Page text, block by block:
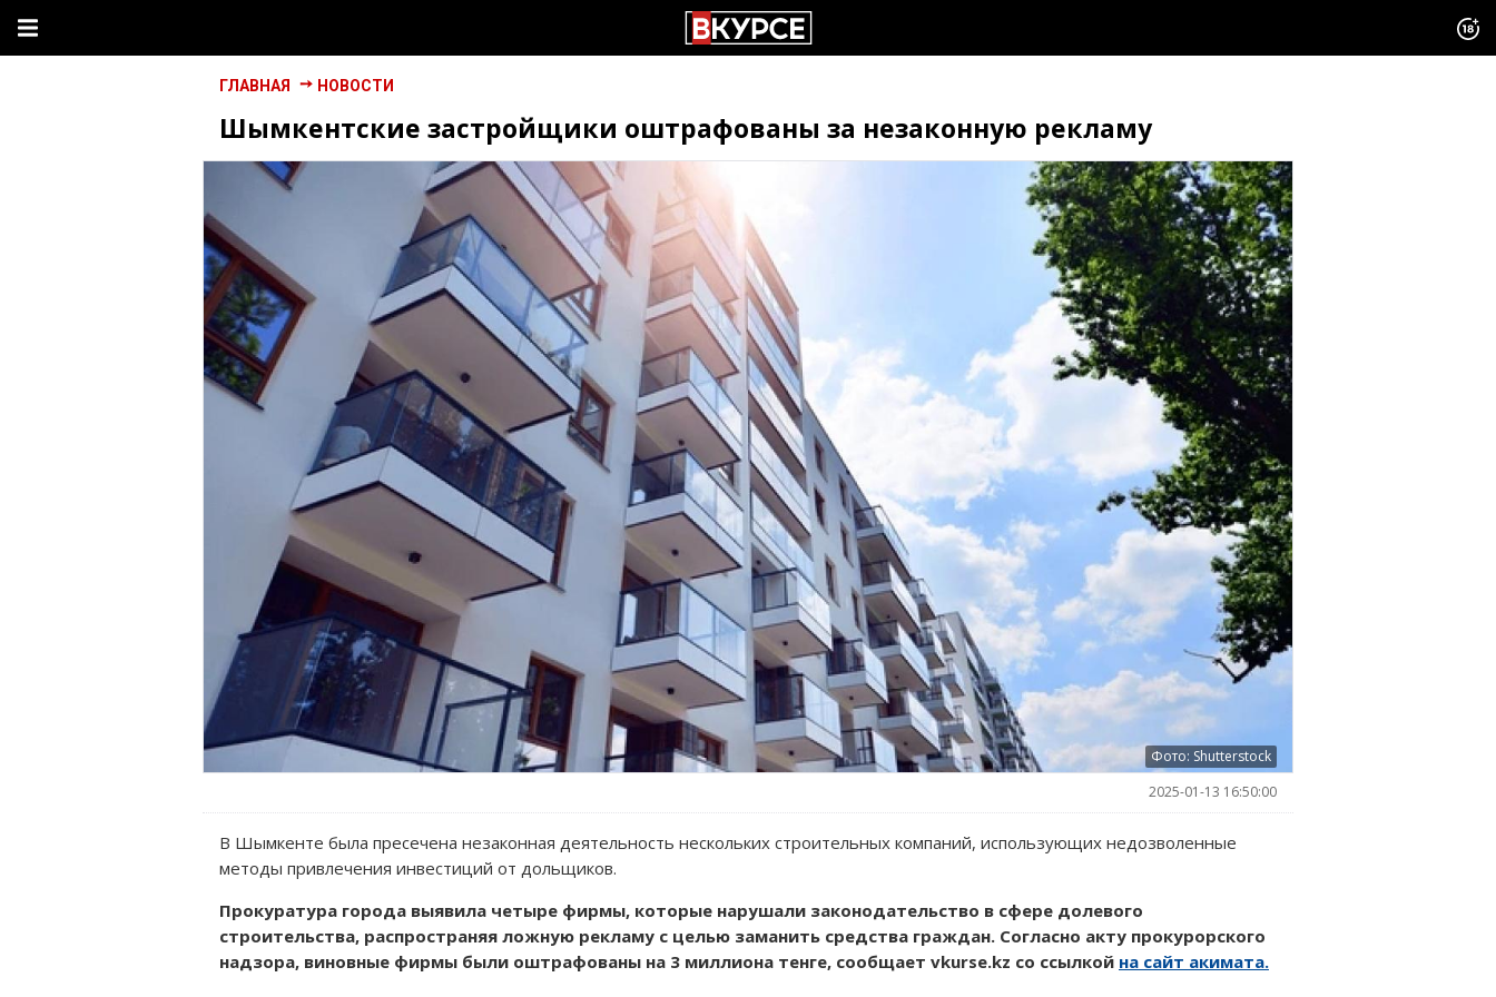
ГЛАВНАЯ НОВОСТИ
Шымкентские застройщики оштрафованы за незаконную рекламу
Фото: Shutterstock
2025-01-13 16:50:00
В Шымкенте была пресечена незаконная деятельность нескольких строительных компаний, использующих недозволенные
методы привлечения инвестиций от дольщиков.
Прокуратура города выявила четыре фирмы, которые нарушали законодательство в сфере долевого
строительства, распространяя ложную рекламу с целью заманить средства граждан. Согласно акту прокурорского
надзора, виновные фирмы были оштрафованы на 3 миллиона тенге, сообщает vkurse.kz со ссылкой на сайт акимата.